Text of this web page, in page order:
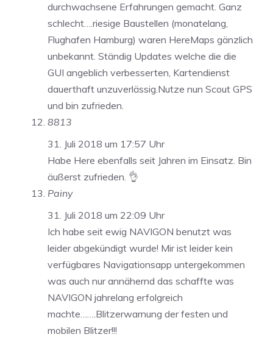
durchwachsene Erfahrungen gemacht. Ganz
schlecht….riesige Baustellen (monatelang,
Flughafen Hamburg) waren HereMaps gänzlich
unbekannt. Ständig Updates welche die die
GUI angeblich verbesserten, Kartendienst
dauerthaft unzuverlässig.Nutze nun Scout GPS
und bin zufrieden.
8813
31. Juli 2018 um 17:57 Uhr
Habe Here ebenfalls seit Jahren im Einsatz. Bin
äußerst zufrieden. 👌
Painy
31. Juli 2018 um 22:09 Uhr
Ich habe seit ewig NAVIGON benutzt was
leider abgekündigt wurde! Mir ist leider kein
verfügbares Navigationsapp untergekommen
was auch nur annähernd das schaffte was
NAVIGON jahrelang erfolgreich
machte…….Blitzerwarnung der festen und
mobilen Blitzer!!!